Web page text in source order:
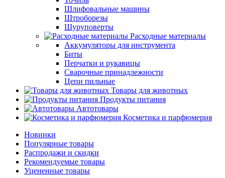
Шлифовальные машины
Штроборезы
Шуруповерты
Расходные материалы
Аккумуляторы для инструмента
Биты
Перчатки и рукавицы
Сварочные принадлежности
Цепи пильные
Товары для животных
Продукты питания
Автотовары
Косметика и парфюмерия
Новинки
Популярные товары
Распродажи и скидки
Рекомендуемые товары
Уцененные товары